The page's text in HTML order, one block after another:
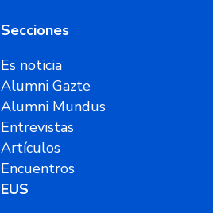
Secciones
Es noticia
Alumni Gazte
Alumni Mundus
Entrevistas
Artículos
Encuentros
EUS